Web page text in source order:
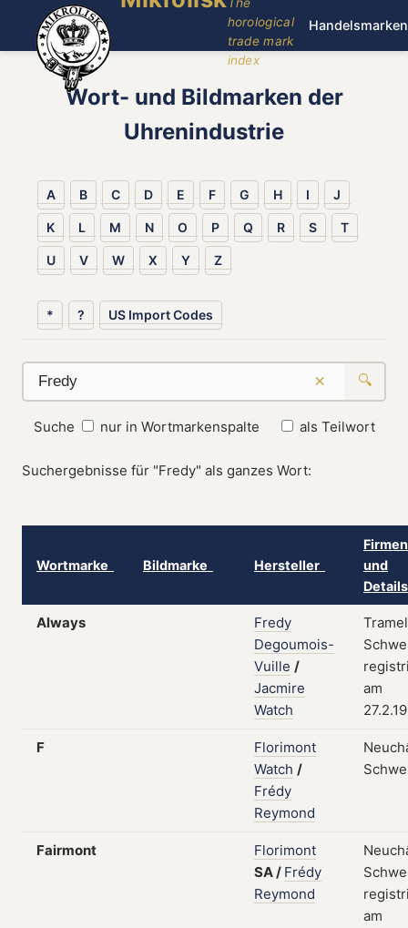
horological
trade mark
index
Handelsmarken
Wort- und Bildmarken der
Uhrenindustrie
A B C D E F G H I J
K L M N O P Q R S T
U V W X Y Z
* ? US Import Codes
× 🔍
Suche nur in Wortmarkenspalte als Teilwort
Suchergebnisse für "Fredy" als ganzes Wort:
Wortmarke Bildmarke Hersteller
und
Always
Fredy
Degoumois-
Vuille /
Jacmire
Watch
am
F
Florimont
Watch /
Frédy
Reymond
Fairmont
Florimont
SA/ Frédy
Reymond
am